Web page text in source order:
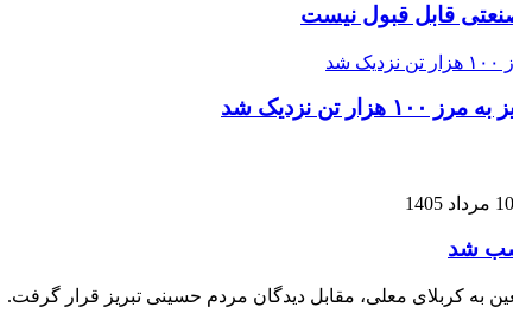
قابل قبول نیست
نزدیک شد
10 مرداد 1405
شد
به کربلای معلی، مقابل دیدگان مردم حسینی تبریز قرار گرفت.